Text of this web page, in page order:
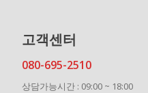
고객센터
080-695-2510
상담가능시간 : 09:00 ~ 18:00